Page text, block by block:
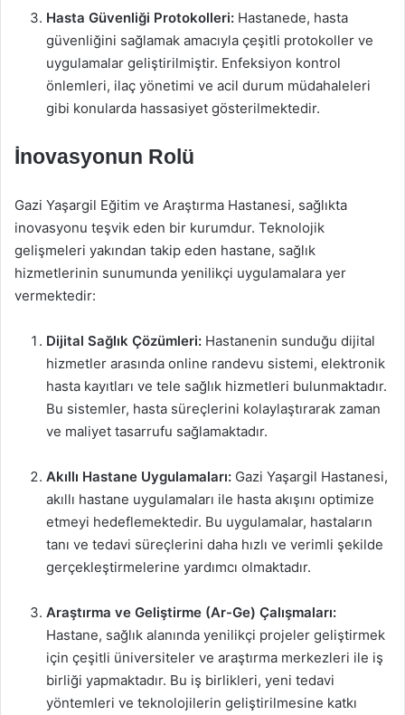
Hasta Güvenliği Protokolleri: Hastanede, hasta
güvenliğini sağlamak amacıyla çeşitli protokoller ve
uygulamalar geliştirilmiştir. Enfeksiyon kontrol
önlemleri, ilaç yönetimi ve acil durum müdahaleleri
gibi konularda hassasiyet gösterilmektedir.
İnovasyonun Rolü
Gazi Yaşargil Eğitim ve Araştırma Hastanesi, sağlıkta
inovasyonu teşvik eden bir kurumdur. Teknolojik
gelişmeleri yakından takip eden hastane, sağlık
hizmetlerinin sunumunda yenilikçi uygulamalara yer
vermektedir:
Dijital Sağlık Çözümleri: Hastanenin sunduğu dijital
hizmetler arasında online randevu sistemi, elektronik
hasta kayıtları ve tele sağlık hizmetleri bulunmaktadır.
Bu sistemler, hasta süreçlerini kolaylaştırarak zaman
ve maliyet tasarrufu sağlamaktadır.
Akıllı Hastane Uygulamaları: Gazi Yaşargil Hastanesi,
akıllı hastane uygulamaları ile hasta akışını optimize
etmeyi hedeflemektedir. Bu uygulamalar, hastaların
tanı ve tedavi süreçlerini daha hızlı ve verimli şekilde
gerçekleştirmelerine yardımcı olmaktadır.
Araştırma ve Geliştirme (Ar-Ge) Çalışmaları:
Hastane, sağlık alanında yenilikçi projeler geliştirmek
için çeşitli üniversiteler ve araştırma merkezleri ile iş
birliği yapmaktadır. Bu iş birlikleri, yeni tedavi
yöntemleri ve teknolojilerin geliştirilmesine katkı